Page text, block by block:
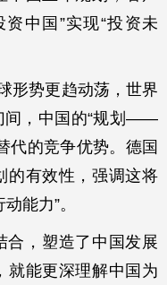
中国”实现“投资未
形势更趋动荡，世界
间，中国的“规划——
代的竞争优势。德国
的有效性，强调这将
能力”。
合，塑造了中国发展
就能更深理解中国为